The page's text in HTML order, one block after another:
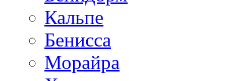
Кальпе
Бенисса
Морайра